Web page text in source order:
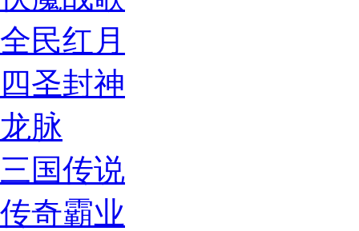
全民红月
四圣封神
龙脉
三国传说
传奇霸业